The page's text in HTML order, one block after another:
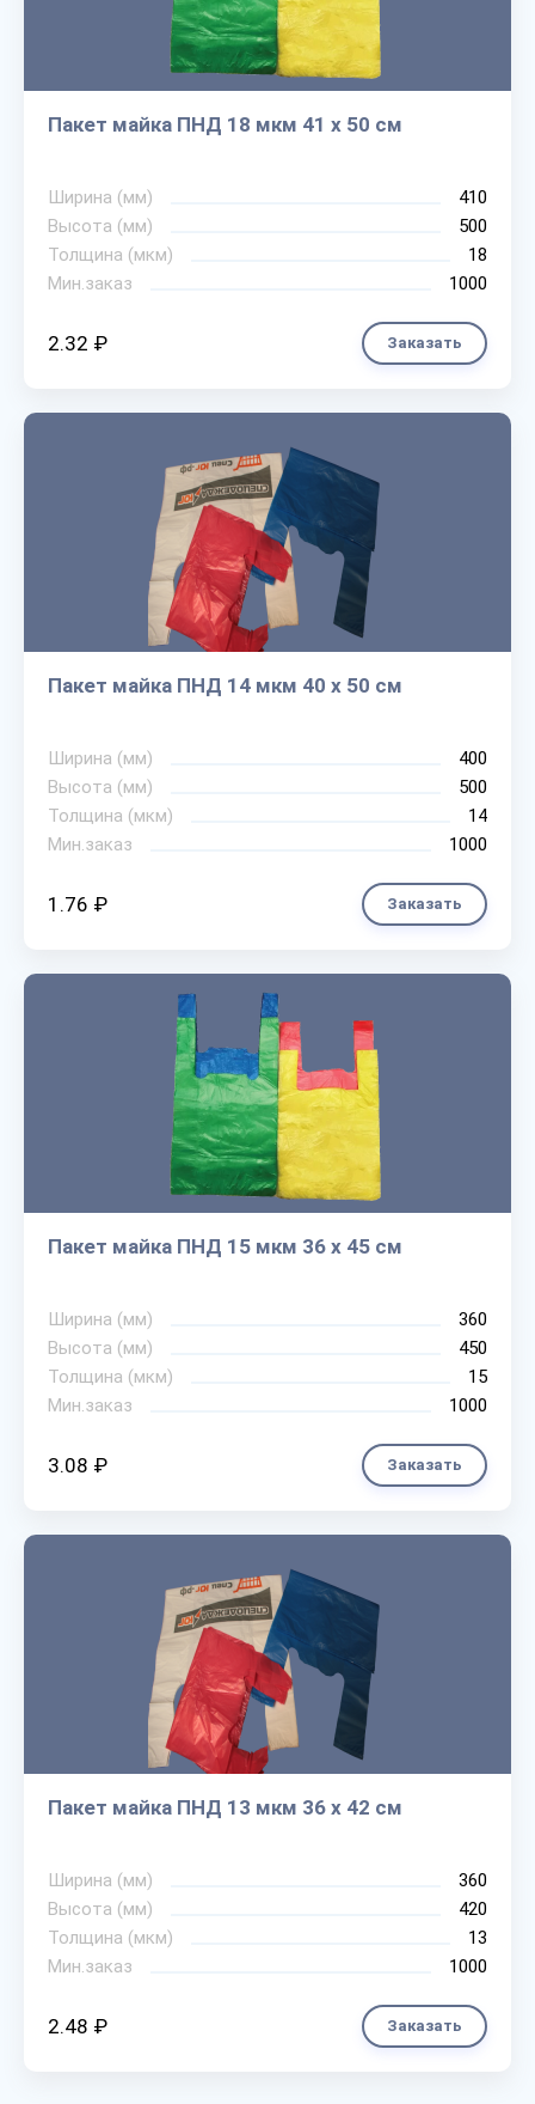
Пакет майка ПНД 18 мкм 41 х 50 см
Ширина (мм)
410
Высота (мм)
500
Толщина (мкм)
18
Мин.заказ
1000
2.32 ₽ Заказать
Пакет майка ПНД 14 мкм 40 х 50 см
Ширина (мм)
400
Высота (мм)
500
Толщина (мкм)
14
Мин.заказ
1000
1.76 ₽ Заказать
Пакет майка ПНД 15 мкм 36 х 45 см
Ширина (мм)
360
Высота (мм)
450
Толщина (мкм)
15
Мин.заказ
1000
3.08 ₽ Заказать
Пакет майка ПНД 13 мкм 36 х 42 см
Ширина (мм)
360
Высота (мм)
420
Толщина (мкм)
13
Мин.заказ
1000
2.48 ₽ Заказать